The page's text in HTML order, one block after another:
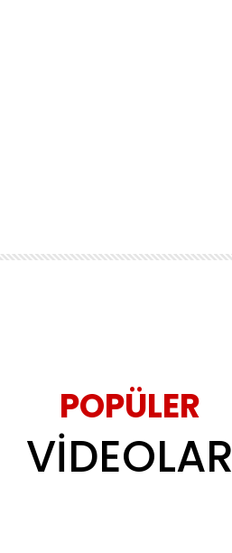
POPÜLER
VİDEOLAR
izle